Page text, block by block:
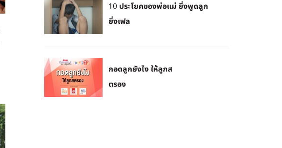
10 ประโยคของพ่อแม่ ยิ่งพูดลูก
ยิ่งเฟล
กอดลูกยังไง ให้ลูกส
ตรอง